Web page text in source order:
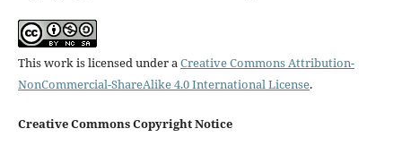
This work is licensed under a Creative Commons Attribution-
NonCommercial-ShareAlike 4.0 International License.
Creative Commons Copyright Notice